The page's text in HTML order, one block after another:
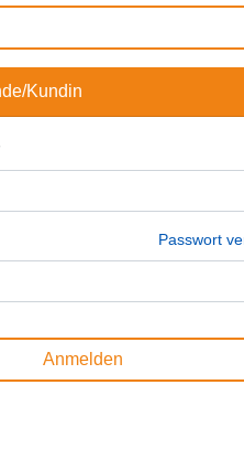
Kundin
Passwort
Anmelden